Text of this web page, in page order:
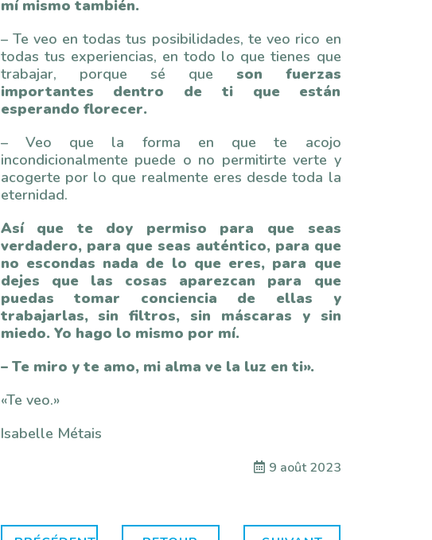
mí mismo también.
– Te veo en todas tus posibilidades, te veo rico en
todas tus experiencias, en todo lo que tienes que
trabajar, porque sé que son fuerzas
importantes dentro de ti que están
esperando florecer.
– Veo que la forma en que te acojo
incondicionalmente puede o no permitirte verte y
acogerte por lo que realmente eres desde toda la
eternidad.
Así que te doy permiso para que seas
verdadero, para que seas auténtico, para que
no escondas nada de lo que eres, para que
dejes que las cosas aparezcan para que
puedas tomar conciencia de ellas y
trabajarlas, sin filtros, sin máscaras y sin
miedo. Yo hago lo mismo por mí.
– Te miro y te amo, mi alma ve la luz en ti».
«Te veo.»
Isabelle Métais
9 août 2023